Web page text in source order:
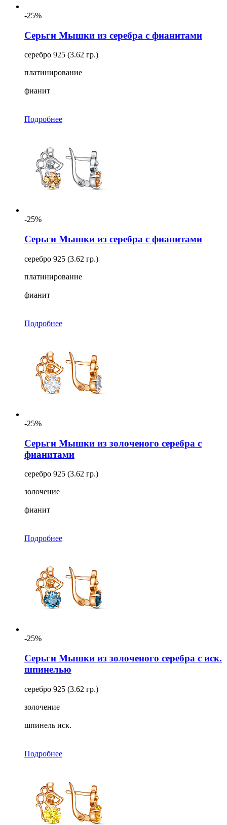
-25%
Серьги Мышки из серебра с фианитами
серебро 925 (3.62 гр.)
платинирование
фианит
Подробнее
-25%
Серьги Мышки из серебра с фианитами
серебро 925 (3.62 гр.)
платинирование
фианит
Подробнее
-25%
Серьги Мышки из золоченого серебра с
фианитами
серебро 925 (3.62 гр.)
золочение
фианит
Подробнее
-25%
Серьги Мышки из золоченого серебра с иск.
шпинелью
серебро 925 (3.62 гр.)
золочение
шпинель иск.
Подробнее